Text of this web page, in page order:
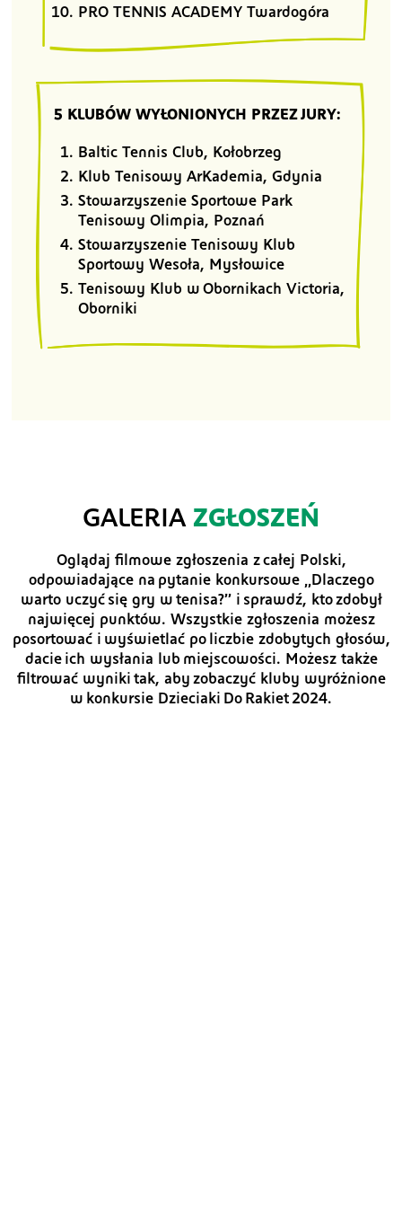
PRO TENNIS ACADEMY Twardogóra
5 KLUBÓW WYŁONIONYCH PRZEZ JURY:
Baltic Tennis Club, Kołobrzeg
Klub Tenisowy ArKademia, Gdynia
Stowarzyszenie Sportowe Park
Tenisowy Olimpia, Poznań
Stowarzyszenie Tenisowy Klub
Sportowy Wesoła, Mysłowice
Tenisowy Klub w Obornikach Victoria,
Oborniki
GALERIA ZGŁOSZEŃ
Oglądaj filmowe zgłoszenia z całej Polski,
odpowiadające na pytanie konkursowe „Dlaczego
warto uczyć się gry w tenisa?” i sprawdź, kto zdobył
najwięcej punktów. Wszystkie zgłoszenia możesz
posortować i wyświetlać po liczbie zdobytych głosów,
dacie ich wysłania lub miejscowości. Możesz także
filtrować wyniki tak, aby zobaczyć kluby wyróżnione
w konkursie Dzieciaki Do Rakiet 2024.